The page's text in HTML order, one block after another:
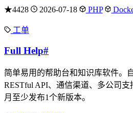
★4428 2026-07-18 PHP
工单
Full Help#
简单易用的帮助台和知识库软件。
RESTful API、通信渠道、多公司
月至少发布1个新版本。